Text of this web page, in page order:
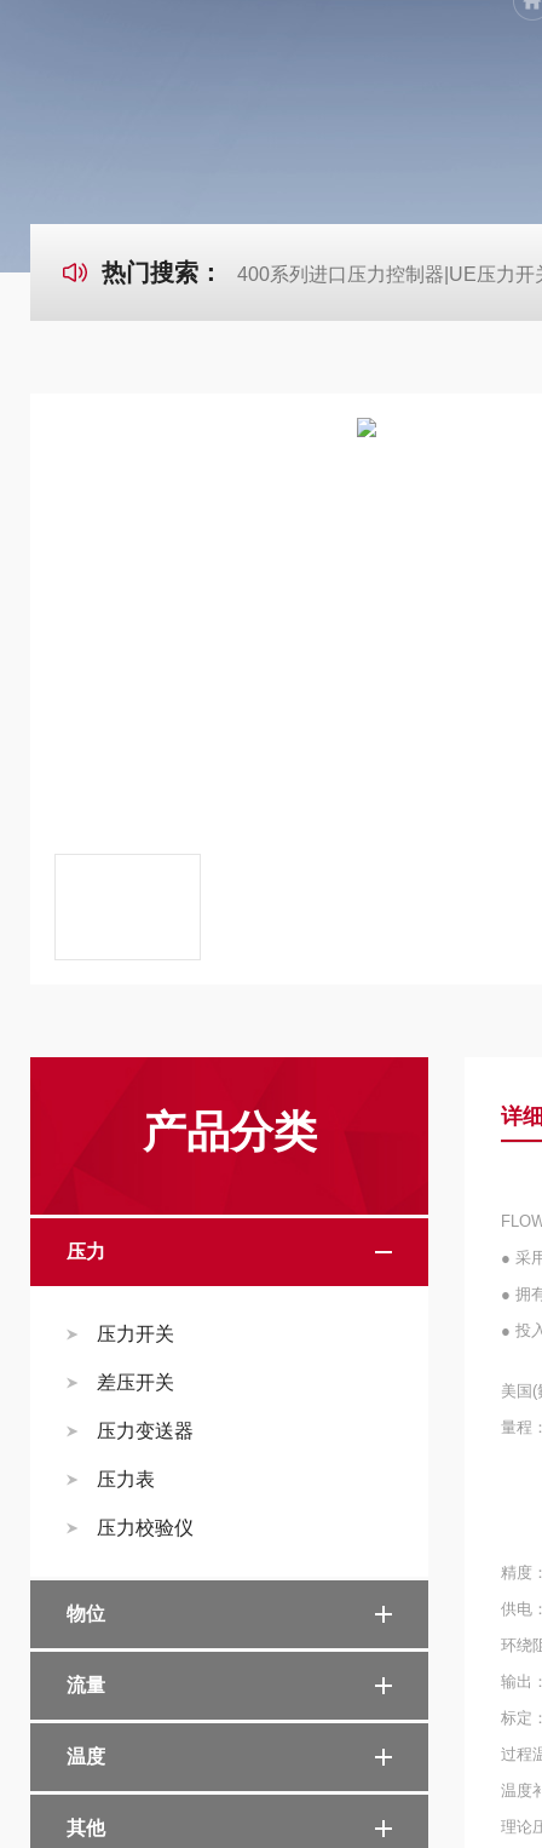
热门搜索： 400系列进口压力控制器|UE压力开
产品分类
压力
压力开关
差压开关
压力变送器
压力表
压力校验仪
物位
流量
温度
其他
详
● 采
● 拥
● 投
美国(
量程
精度
供电
环绕
输出
标定
过程
温度
理论